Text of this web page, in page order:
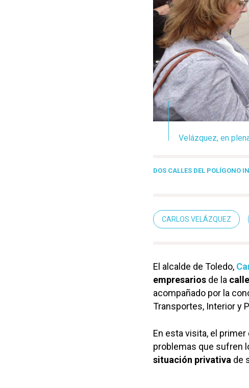
Velázquez, en
DOS CALLES DEL POLÍGONO
CARLOS VELÁZQUEZ
El alcalde de Toledo,
empresarios de la
acompañado por la
Transportes, Interior y
En esta visita, el
problemas que sufren
situación privativa de